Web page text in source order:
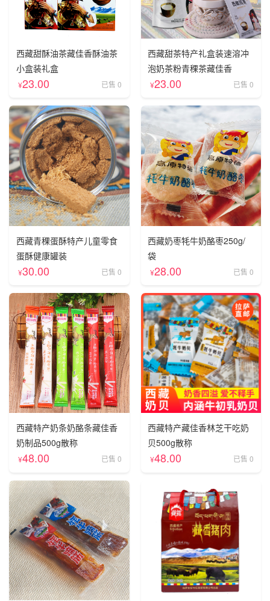
西藏甜酥油茶藏佳香酥油茶
小盒装礼盒
¥23.00 已售 0
西藏甜茶特产礼盒装速溶冲
泡奶茶粉青稞茶藏佳香
¥23.00 已售 0
西藏青稞蛋酥特产儿童零食
蛋酥健康罐装
¥30.00 已售 0
西藏奶枣牦牛奶酪枣250g/
袋
¥28.00 已售 0
西藏特产奶条奶酪条藏佳香
奶制品500g散称
¥48.00 已售 0
西藏特产藏佳香林芝干吃奶
贝500g散称
¥48.00 已售 0